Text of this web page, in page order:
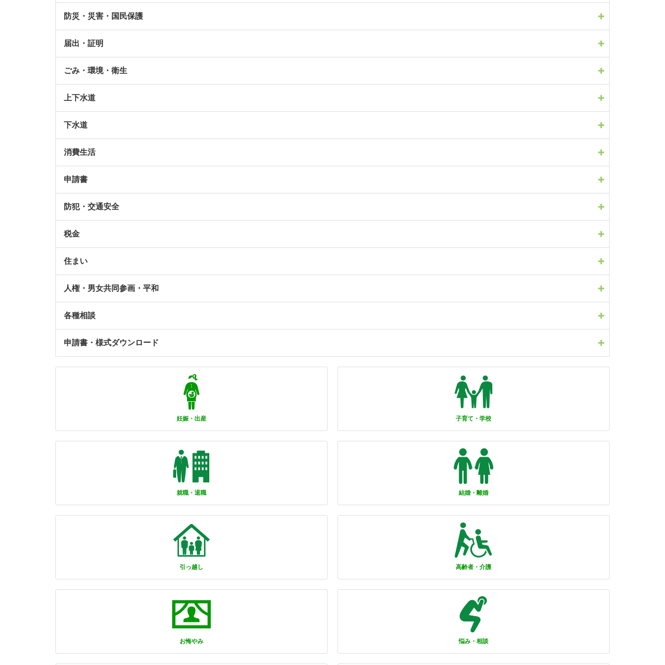
防災・災害・国民保護
届出・証明
ごみ・環境・衛生
上下水道
下水道
消費生活
申請書
防犯・交通安全
税金
住まい
人権・男女共同参画・平和
各種相談
申請書・様式ダウンロード
妊娠・出産 子育て・学校
就職・退職 結婚・離婚
引っ越し 高齢者・介護
お悔やみ 悩み・相談